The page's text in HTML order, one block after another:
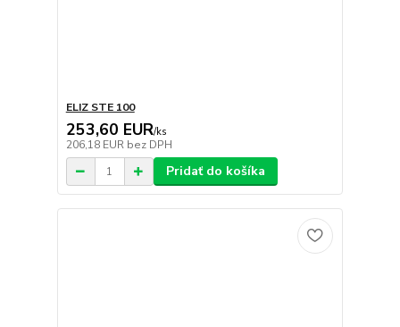
ELIZ STE 100
253,60 EUR/ks
206,18 EUR bez DPH
Pridať do košíka